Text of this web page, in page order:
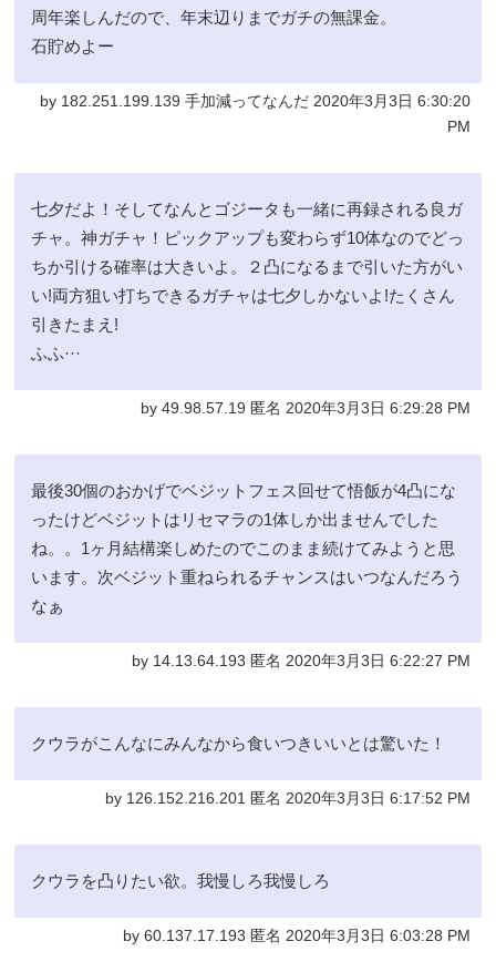
周年楽しんだので、年末辺りまでガチの無課金。
石貯めよー
by 182.251.199.139 手加減ってなんだ 2020年3月3日 6:30:20
PM
七夕だよ！そしてなんとゴジータも一緒に再録される良ガ
チャ。神ガチャ！ピックアップも変わらず10体なのでどっ
ちか引ける確率は大きいよ。２凸になるまで引いた方がい
い!両方狙い打ちできるガチャは七夕しかないよ!たくさん
引きたまえ!
ふふ···
by 49.98.57.19 匿名 2020年3月3日 6:29:28 PM
最後30個のおかげでベジットフェス回せて悟飯が4凸にな
ったけどベジットはリセマラの1体しか出ませんでした
ね。。1ヶ月結構楽しめたのでこのまま続けてみようと思
います。次ベジット重ねられるチャンスはいつなんだろう
なぁ
by 14.13.64.193 匿名 2020年3月3日 6:22:27 PM
クウラがこんなにみんなから食いつきいいとは驚いた！
by 126.152.216.201 匿名 2020年3月3日 6:17:52 PM
クウラを凸りたい欲。我慢しろ我慢しろ
by 60.137.17.193 匿名 2020年3月3日 6:03:28 PM